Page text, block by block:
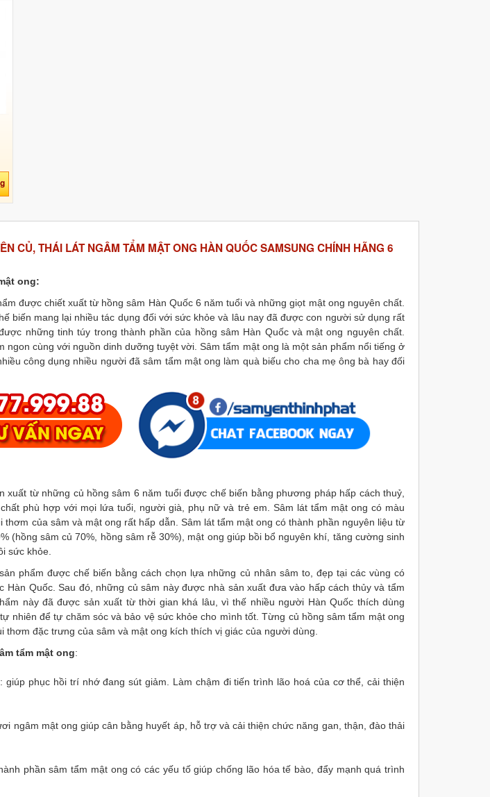
CỦ, THÁI LÁT NGÂM TẨM MẬT ONG HÀN QUỐC SAMSUNG CHÍNH HÃNG 6
ong:
được chiết xuất từ hồng sâm Hàn Quốc 6 năm tuổi và những giọt mật ong nguyên chất.
biến mang lại nhiều tác dụng đối với sức khỏe và lâu nay đã được con người sử dụng rất
những tinh túy trong thành phần của hồng sâm Hàn Quốc và mật ong nguyên chất.
ngon cùng với nguồn dinh dưỡng tuyệt vời. Sâm tẩm mật ong là một sản phẩm nổi tiếng ở
công dụng nhiều người đã sâm tẩm mật ong làm quà biếu cho cha mẹ ông bà hay đối
xuất từ những củ hồng sâm 6 năm tuổi được chế biến bằng phương pháp hấp cách thuỷ,
phù hợp với mọi lứa tuổi, người già, phụ nữ và trẻ em. Sâm lát tẩm mật ong có màu
thơm của sâm và mật ong rất hấp dẫn. Sâm lát tẩm mật ong có thành phần nguyên liệu từ
(hồng sâm củ 70%, hồng sâm rễ 30%), mật ong giúp bồi bổ nguyên khí, tăng cường sinh
sức khỏe.
phẩm được chế biến bằng cách chọn lựa những củ nhân sâm to, đẹp tại các vùng có
Hàn Quốc. Sau đó, những củ sâm này được nhà sản xuất đưa vào hấp cách thủy và tẩm
này đã được sản xuất từ thời gian khá lâu, vì thế nhiều người Hàn Quốc thích dùng
nhiên để tự chăm sóc và bảo vệ sức khỏe cho mình tốt. Từng củ hồng sâm tẩm mật ong
thơm đặc trưng của sâm và mật ong kích thích vị giác của người dùng.
tẩm mật ong:
: giúp phục hồi trí nhớ đang sút giảm. Làm chậm đi tiến trình lão hoá của cơ thể, cải thiện
ngâm mật ong giúp cân bằng huyết áp, hỗ trợ và cải thiện chức năng gan, thận, đào thải
phần sâm tẩm mật ong có các yếu tố giúp chống lão hóa tế bào, đẩy mạnh quá trình